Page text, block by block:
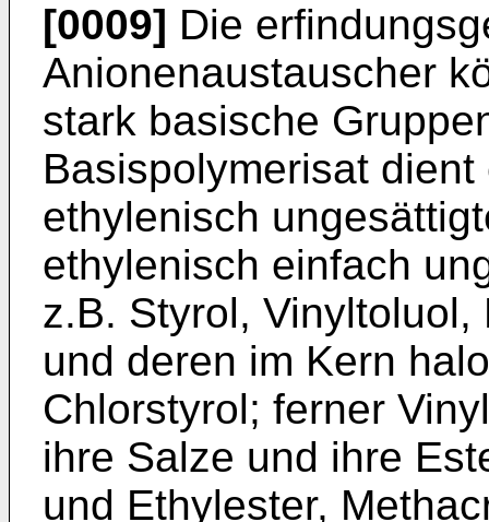
[0009] Die
Anionenaustauscher
stark basische
Basispolymerisat
ethylenisch
ethylenisch einfach
z.B. Styrol,
und deren im Kern
Chlorstyrol; ferner
ihre Salze und ihre
und Ethylester,